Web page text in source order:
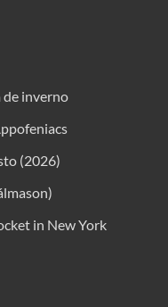
de inverno
(2026)
in New York